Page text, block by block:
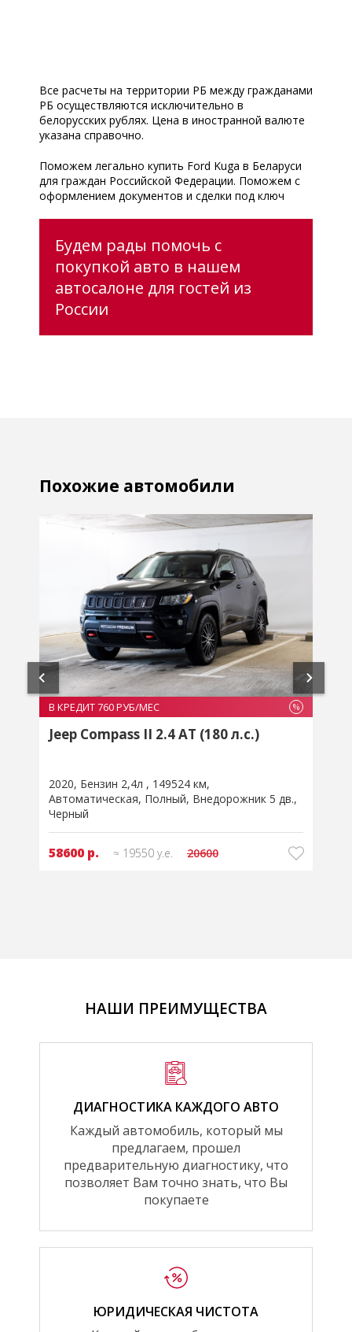
Все расчеты на территории РБ между гражданами
РБ осуществляются исключительно в
белорусских рублях. Цена в иностранной валюте
указана справочно.
Поможем легально купить Ford Kuga в Беларуси
для граждан Российской Федерации. Поможем с
оформлением документов и сделки под ключ
Будем рады помочь с
покупкой авто в нашем
автосалоне для гостей из
России
Похожие автомобили
В КРЕДИТ 760 РУБ/МЕС %
Jeep Compass II 2.4 AT (180 л.с.)
2020 Бензин 2,4л
149524 км
Автоматическая Полный Внедорожник 5 дв.
Черный
58600 р. ≈ 19550 у.е. 20600
НАШИ ПРЕИМУЩЕСТВА
ДИАГНОСТИКА КАЖДОГО АВТО
Каждый автомобиль, который мы
предлагаем, прошел
предварительную диагностику, что
позволяет Вам точно знать, что Вы
покупаете
ЮРИДИЧЕСКАЯ ЧИСТОТА